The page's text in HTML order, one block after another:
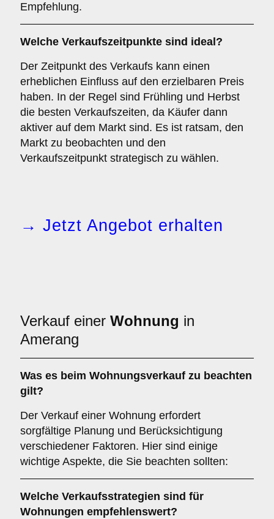
Empfehlung.
Welche Verkaufszeitpunkte sind ideal?
Der Zeitpunkt des Verkaufs kann einen
erheblichen Einfluss auf den erzielbaren Preis
haben. In der Regel sind Frühling und Herbst
die besten Verkaufszeiten, da Käufer dann
aktiver auf dem Markt sind. Es ist ratsam, den
Markt zu beobachten und den
Verkaufszeitpunkt strategisch zu wählen.
→ Jetzt Angebot erhalten
Verkauf einer Wohnung in
Amerang
Was es beim Wohnungsverkauf zu beachten
gilt?
Der Verkauf einer Wohnung erfordert
sorgfältige Planung und Berücksichtigung
verschiedener Faktoren. Hier sind einige
wichtige Aspekte, die Sie beachten sollten:
Welche Verkaufsstrategien sind für
Wohnungen empfehlenswert?